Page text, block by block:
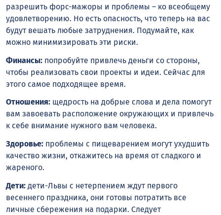
разрешить форс-мажоры и проблемы – ко всеобщему
удовлетворению. Но есть опасность, что теперь на вас
будут вешать любые затруднения. Подумайте, как
можно минимизировать эти риски.
Финансы: попробуйте привлечь деньги со стороны,
чтобы реализовать свои проекты и идеи. Сейчас для
этого самое подходящее время.
Отношения: щедрость на добрые слова и дела помогут
вам завоевать расположение окружающих и привлечь
к себе внимание нужного вам человека.
Здоровье: проблемы с пищеварением могут ухудшить
качество жизни, откажитесь на время от сладкого и
жареного.
Дети: дети-Львы с нетерпением ждут первого
весеннего праздника, они готовы потратить все
личные сбережения на подарки. Следует